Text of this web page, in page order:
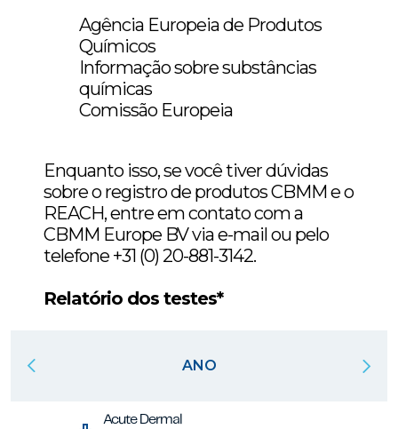
Agência Europeia de Produtos
Químicos
Informação sobre substâncias
químicas
Comissão Europeia
Enquanto isso, se você tiver dúvidas
sobre o registro de produtos CBMM e o
REACH, entre em contato com a
CBMM Europe BV via e-mail ou pelo
telefone +31 (0) 20-881-3142.
Relatório dos testes*
ANO
Acute Dermal